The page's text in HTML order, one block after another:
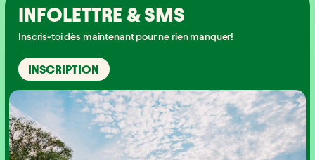
INFOLETTRE & SMS
Inscris-toi dès maintenant pour ne rien manquer!
INSCRIPTION